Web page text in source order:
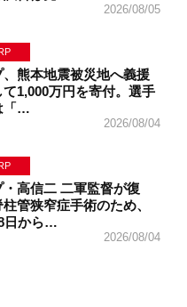
2026/08/05
、熊本地震被災地へ義援
て1,000万円を寄付。選手
「…
2026/08/04
・高信二 二軍監督が復
管狭窄症手術のため、
日から…
2026/08/04